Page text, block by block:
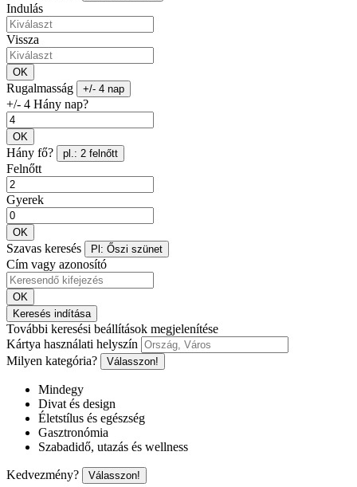
Indulás
Vissza
OK
Rugalmasság +/- 4 nap
+/- 4 Hány nap?
OK
Hány fő? pl.: 2 felnőtt
Felnőtt
Gyerek
OK
Szavas keresés Pl: Őszi szünet
Cím vagy azonosító
OK
Keresés indítása
További keresési beállítások megjelenítése
Kártya használati helyszín
Milyen kategória?
Válasszon!
Mindegy
Divat és design
Életstílus és egészség
Gasztronómia
Szabadidő, utazás és wellness
Kedvezmény? Válasszon!